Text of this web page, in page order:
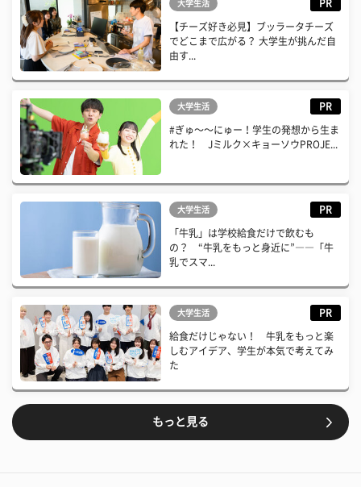
大学生活 PR
【チーズ好き必見】ブッラータチーズ
でどこまで広がる？ 大学生が挑んだ自
由す...
大学生活 PR
#ぎゅ〜〜にゅー！学生の発想から生ま
れた！ Jミルク×キョーソウPROJE...
大学生活 PR
「牛乳」は学校給食だけで飲むも
の？ “牛乳をもっと身近に”――「牛
乳でスマ...
大学生活 PR
給食だけじゃない！ 牛乳をもっと楽
しむアイデア、学生が本気で考えてみ
た
もっと見る